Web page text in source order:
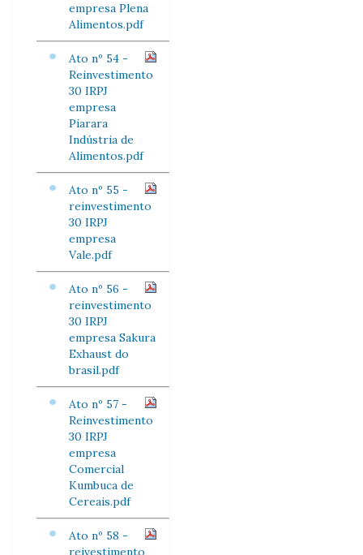
empresa Plena
Alimentos.pdf
Ato nº 54 -
Reinvestimento
30 IRPJ
empresa
Piarara
Indústria de
Alimentos.pdf
Ato nº 55 -
reinvestimento
30 IRPJ
empresa
Vale.pdf
Ato nº 56 -
reinvestimento
30 IRPJ
empresa Sakura
Exhaust do
brasil.pdf
Ato nº 57 -
Reinvestimento
30 IRPJ
empresa
Comercial
Kumbuca de
Cereais.pdf
Ato nº 58 -
reivestimento